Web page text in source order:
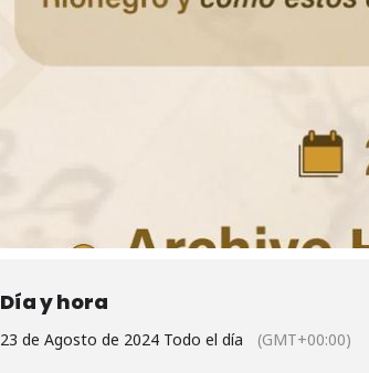
Día y hora
23 de Agosto de 2024 Todo el día (GMT+00:00)